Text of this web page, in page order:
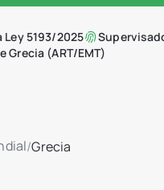
Ley 5193/2025
Grecia (ART/EMT)
/Grecia